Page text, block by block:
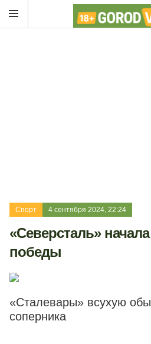
Спорт 4 сентября 2024, 22:24
«Северсталь»
победы
«Сталевары» всухую
соперника